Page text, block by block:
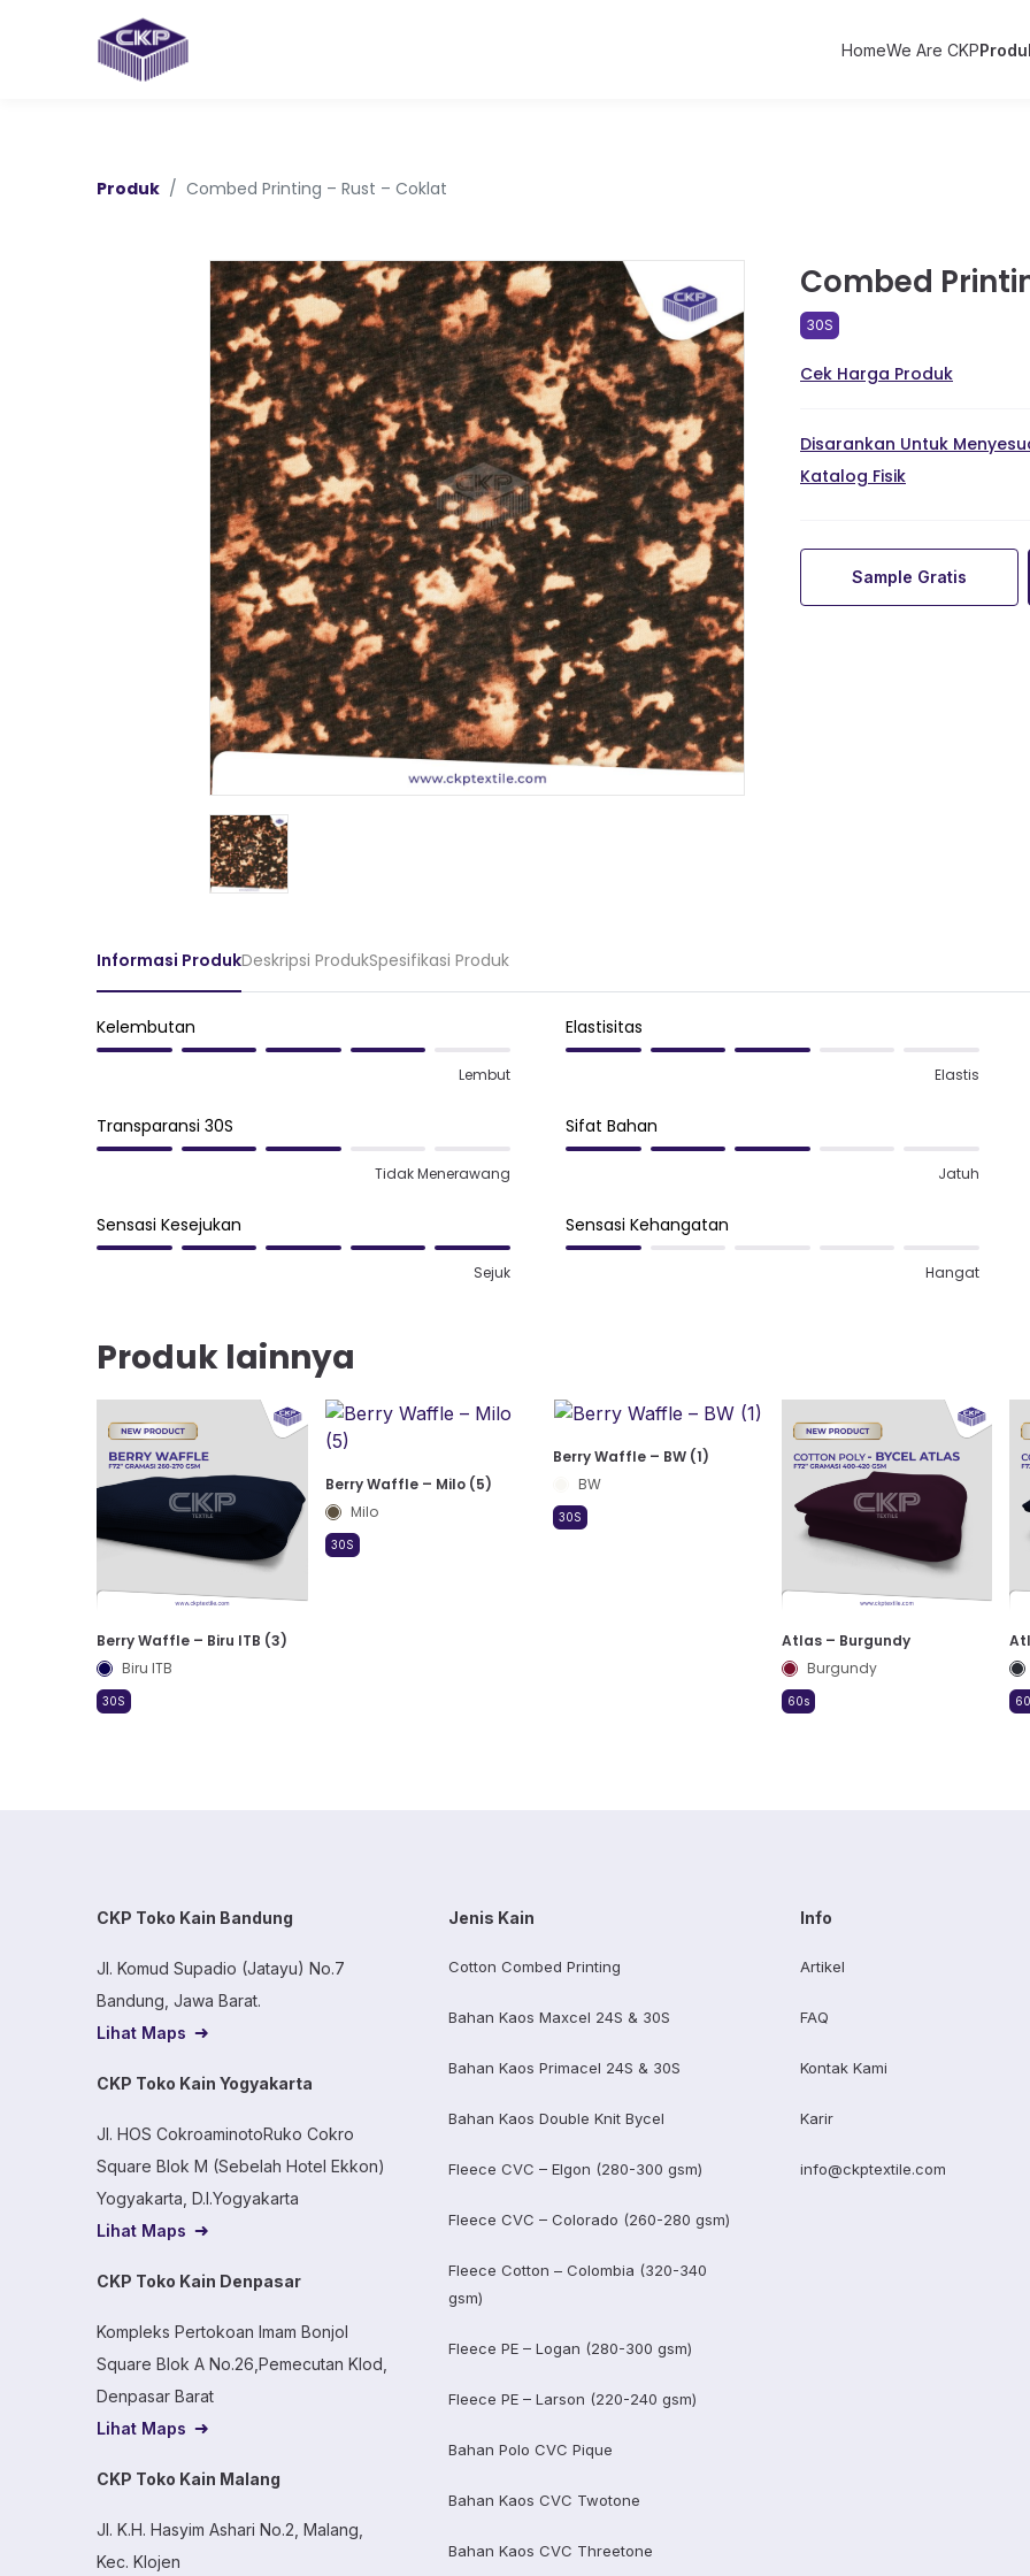
HomeWe Are CKP
Produk Combed Printing – Rust – Coklat
Combed
30S
Cek Harga Produk
Disarankan Untuk
Katalog Fisik
Sample Gratis
Informasi ProdukDeskripsi ProdukSpesifikasi Produk
Kelembutan
Lembut
Elastisitas
Elastis
Transparansi 30S
Tidak Menerawang
Sifat Bahan
Jatuh
Sensasi Kesejukan
Sejuk
Sensasi Kehangatan
Hangat
Produk lainnya
Berry Waffle – Biru ITB (3)
Biru ITB
30S
Berry Waffle – Milo (5)
Milo
30S
Berry Waffle – BW (1)
BW
30S
Atlas – Burgundy
Burgundy
60s
CKP Toko Kain Bandung
Jl. Komud Supadio (Jatayu) No.7
Bandung, Jawa Barat.
Lihat Maps
CKP Toko Kain Yogyakarta
Jl. HOS CokroaminotoRuko Cokro
Square Blok M (Sebelah Hotel Ekkon)
Yogyakarta, D.I.Yogyakarta
Lihat Maps
CKP Toko Kain Denpasar
Kompleks Pertokoan Imam Bonjol
Square Blok A No.26,Pemecutan Klod,
Denpasar Barat
Lihat Maps
CKP Toko Kain Malang
Jl. K.H. Hasyim Ashari No.2, Malang,
Kec. Klojen
Jenis Kain
Cotton Combed Printing
Bahan Kaos Maxcel 24S & 30S
Bahan Kaos Primacel 24S & 30S
Bahan Kaos Double Knit Bycel
Fleece CVC – Elgon (280-300 gsm)
Fleece CVC – Colorado (260-280 gsm)
Fleece Cotton – Colombia (320-340
gsm)
Fleece PE – Logan (280-300 gsm)
Fleece PE – Larson (220-240 gsm)
Bahan Polo CVC Pique
Bahan Kaos CVC Twotone
Bahan Kaos CVC Threetone
Info
Artikel
FAQ
Kontak Kami
Karir
info@ckptextile.com